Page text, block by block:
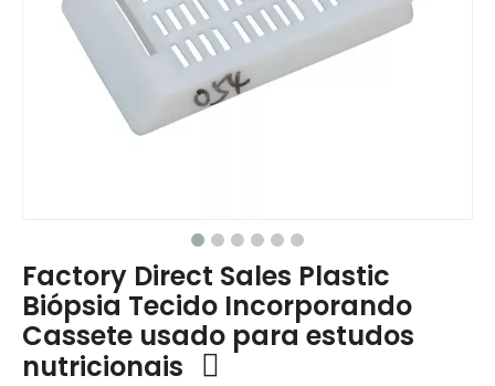
Factory Direct Sales Plastic
Biópsia Tecido Incorporando
Cassete usado para estudos
nutricionais